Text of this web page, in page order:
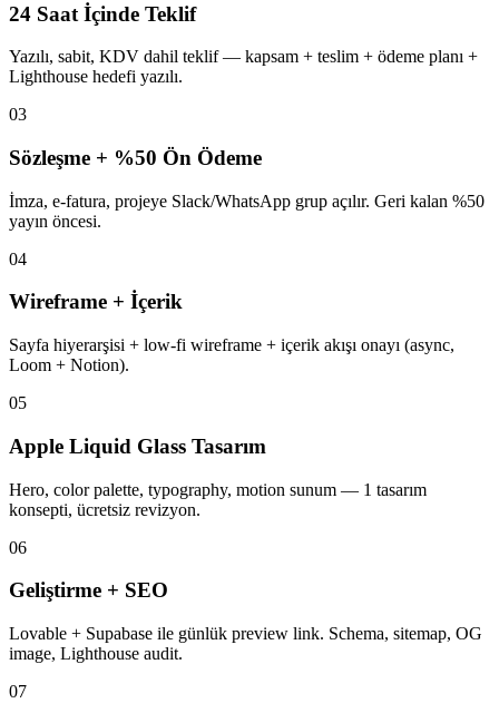
24 Saat İçinde Teklif
Yazılı, sabit, KDV dahil teklif — kapsam + teslim + ödeme planı +
Lighthouse hedefi yazılı.
03
Sözleşme + %50 Ön Ödeme
İmza, e-fatura, projeye Slack/WhatsApp grup açılır. Geri kalan %50
yayın öncesi.
04
Wireframe + İçerik
Sayfa hiyerarşisi + low-fi wireframe + içerik akışı onayı (async,
Loom + Notion).
05
Apple Liquid Glass Tasarım
Hero, color palette, typography, motion sunum — 1 tasarım
konsepti, ücretsiz revizyon.
06
Geliştirme + SEO
Lovable + Supabase ile günlük preview link. Schema, sitemap, OG
image, Lighthouse audit.
07